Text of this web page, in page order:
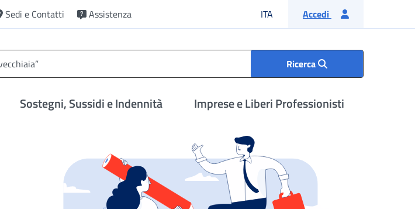
Sedi e Contatti Assistenza ITA Lingua italiana
Accedi
Ricerca
Sostegni, Sussidi e Indennità Imprese e Liberi Professionisti